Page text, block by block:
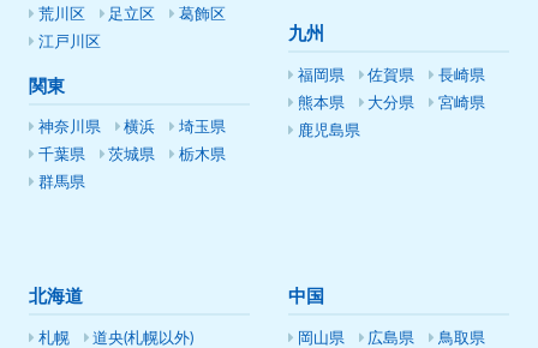
荒川区
足立区
葛飾区
江戸川区
関東
神奈川県 横浜
埼玉県
千葉県
茨城県
栃木県
群馬県
九州
福岡県 佐賀県
長崎県
熊本県
大分県
宮崎県
鹿児島県
北海道
札幌
道央(札幌以外)
中国
岡山県 広島県
鳥取県